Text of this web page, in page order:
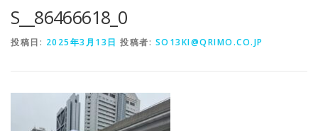
S__86466618_0
投稿日: 2025年3月13日 投稿者: SO13KI@QRIMO.CO.JP